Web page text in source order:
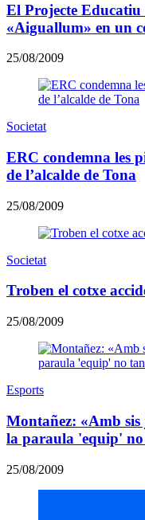
El Projecte Educatiu
«Aiguallum» en un
25/08/2009
Societat
ERC condemna les
de l’alcalde de Tona
25/08/2009
Societat
Troben el cotxe
25/08/2009
Esports
Montañez: «Amb
la paraula 'equip'
25/08/2009